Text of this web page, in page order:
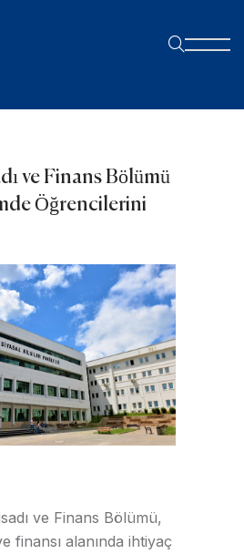
ve Finans Bölümü
Öğrencilerini
ve Finans Bölümü,
finansı alanında ihtiyaç